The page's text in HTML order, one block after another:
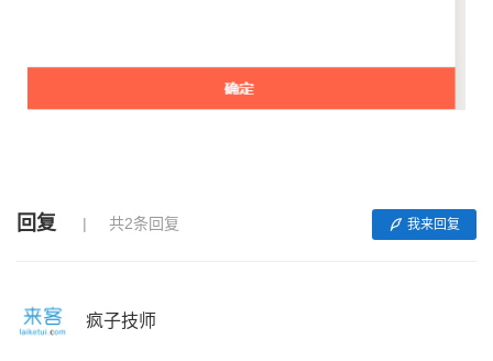
回复 共2条回复 我来回复
疯子技师